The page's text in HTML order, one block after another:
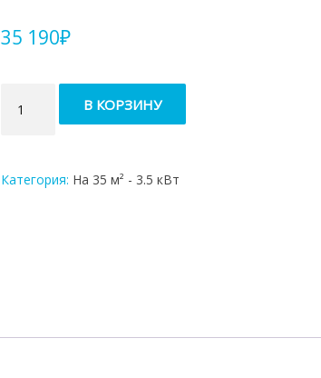
35 190₽
товара
Кондиционер
Triumph
В КОРЗИНУ
Категория: На 35 м² - 3.5 кВт